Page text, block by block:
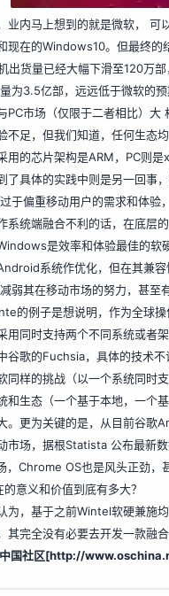
业内马上想到的就是微软， 可
现在的Windows10。但最终的
出货量已经大幅下滑至120万
为3.5亿部，远远低于微软的
PC市场（仅限于二者相比）
不足，但我们知道，任何生态
用的芯片架构是ARM，PC则
了具体的实践中则是另一回事
于偏重移动用户的需求和体验
系统端融合不利的话，在底层
是效率和体验最佳的
系统作优化，但在其兼
弱其在移动市场的努力，甚至
的例子是想说明，作为全球
用同时支持两个不同系统或者
谷歌的Fuchsia，具体的技术
同样的挑战（以一个系统同时
和生态（一个基于本地，一个
。更为关键的是，从目前谷歌
市场，据根Statista 公布最新
，Chrome OS也是风头正劲，
意义和价值到底有多大？
为，基于之前Wintel软硬兼施
其完全没有必要去开发一款融合
国社区[http://